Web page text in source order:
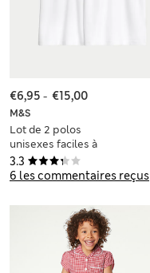
3.3
6 les commentaires reçus
M&S
Lot de 2 polos
unisexes faciles à
porter, parfaits pour
l’école (du 2 au 18
€6,95 - €15,00